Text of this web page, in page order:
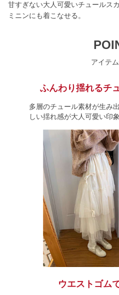
甘すぎない大人可愛いチュールス
ミニンにも着こなせる。
アイテ
ふんわり揺れるチ
多層のチュール素材が生み
しい揺れ感が大人可愛い印
ウエストゴム